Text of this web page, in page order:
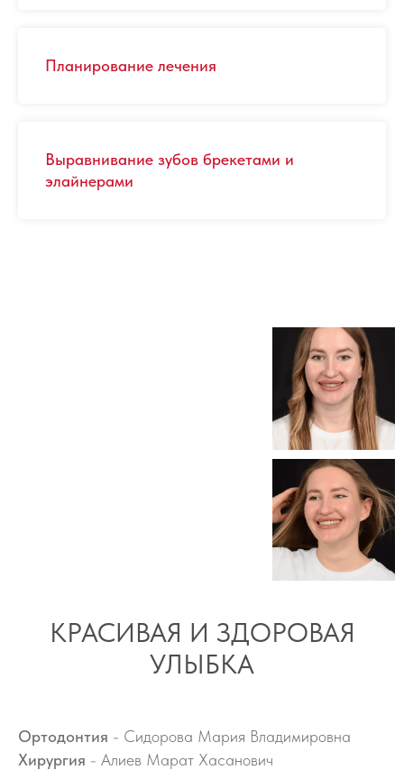
Планирование лечения
Выравнивание зубов брекетами и
элайнерами
КРАСИВАЯ И ЗДОРОВАЯ
УЛЫБКА
Ортодонтия - Сидорова Мария Владимировна
Хирургия - Алиев Марат Хасанович